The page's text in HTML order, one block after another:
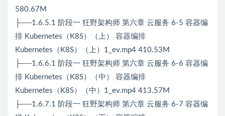
580.67M
├──1.6.5.1 阶段一 狂野架构师 第六章 云服务 6-5 容器编
排 Kubernetes（K8S）（上） 容器编排
Kubernetes（K8S）（上）1_ev.mp4 410.53M
├──1.6.6.1 阶段一 狂野架构师 第六章 云服务 6-6 容器编
排 Kubernetes（K8S）（中） 容器编排
Kubernetes（K8S）（中）1_ev.mp4 413.57M
├──1.6.7.1 阶段一 狂野架构师 第六章 云服务 6-7 容器编